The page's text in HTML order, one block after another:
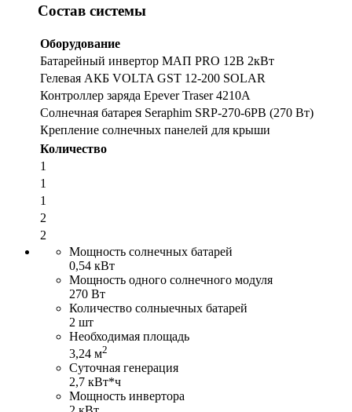
Состав системы
Оборудование
Батарейный инвертор МАП PRO 12В 2кВт
Гелевая АКБ VOLTA GST 12-200 SOLAR
Контроллер заряда Epever Traser 4210A
Солнечная батарея Seraphim SRP-270-6PB (270 Вт)
Крепление солнечных панелей для крыши
Количество
1
1
1
2
2
Мощность солнечных батарей
0,54 кВт
Мощность одного солнечного модуля
270 Вт
Количество солныечных батарей
2 шт
Необходимая площадь
3,24 м2
Суточная генерация
2,7 кВт*ч
Мощность инвертора